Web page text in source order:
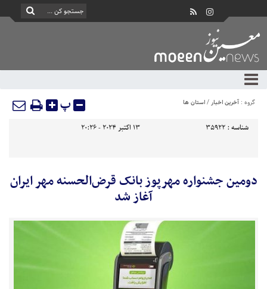
گروه : آخرین اخبار/استان ها پ
شناسه : 35922 13 اکتبر 2024 - 20:26
دومین جشنواره مهرپوز بانک قرض‌الحسنه مهر ایران
آغاز شد